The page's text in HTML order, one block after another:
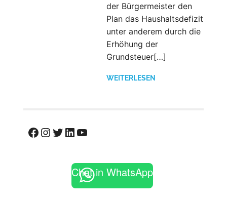
der Bürgermeister den
Plan das Haushaltsdefizit
unter anderem durch die
Erhöhung der
Grundsteuer[…]
WEITERLESEN
Facebook
Instagram
Twitter
LinkedIn
YouTube
Chat in WhatsApp